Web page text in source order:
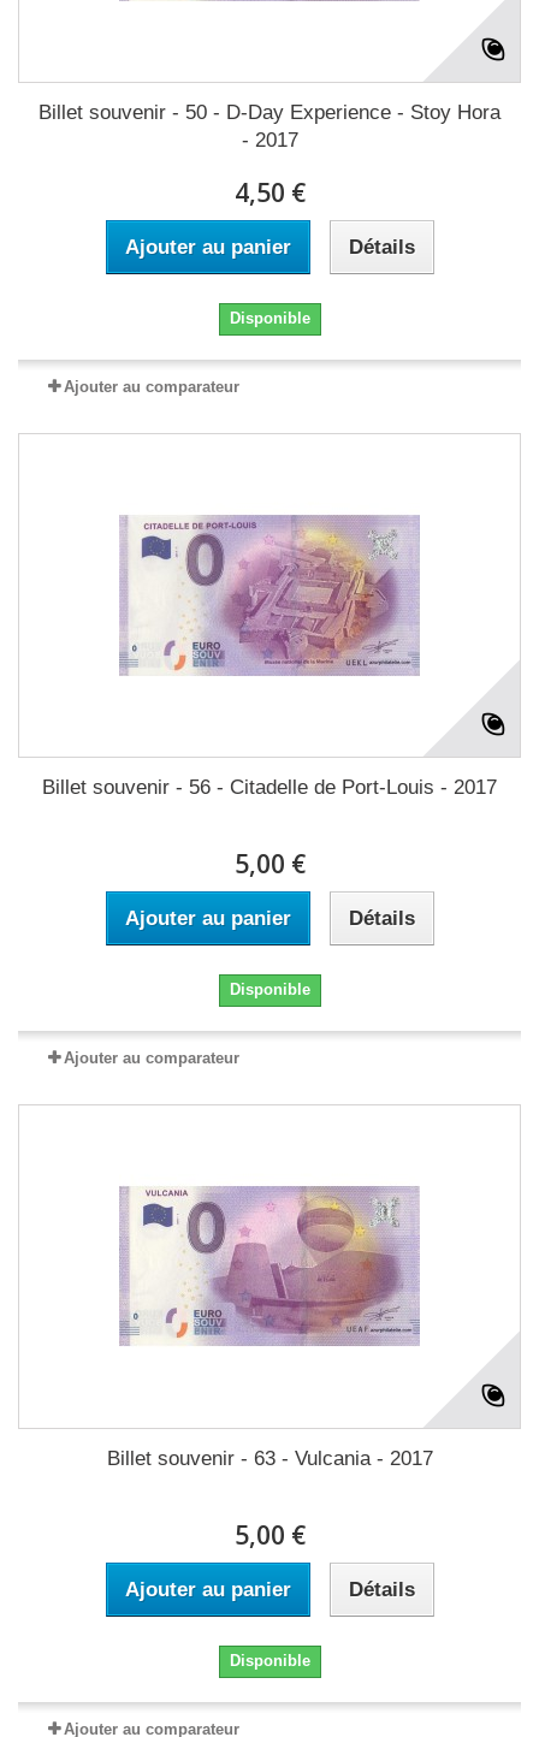
Billet souvenir - 50 - D-Day Experience - Stoy Hora
- 2017
4,50 €
Ajouter au panier Détails
Disponible
Ajouter au comparateur
Billet souvenir - 56 - Citadelle de Port-Louis - 2017
5,00 €
Ajouter au panier Détails
Disponible
Ajouter au comparateur
Billet souvenir - 63 - Vulcania - 2017
5,00 €
Ajouter au panier Détails
Disponible
Ajouter au comparateur